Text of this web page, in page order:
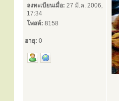
ลงทะเบียนเมื่อ: 27 มี.ค. 2006,
17:34
โพสต์: 8158
อายุ: 0